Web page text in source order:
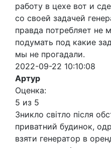
работу в цехе вот и
со своей задачей
правда потребляет не
подумать под какие
мы не прогадали.
2022-09-22 10:10:08
Артур
Оценка:
5 из 5
Зникло світло після
приватний будинок,
взяти генератор в